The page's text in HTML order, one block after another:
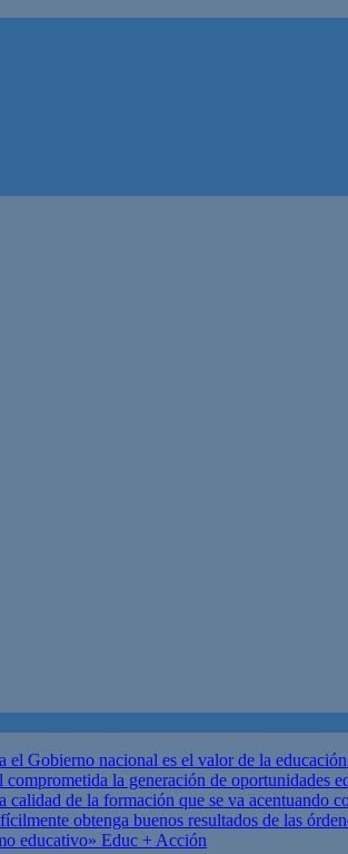
Gobierno nacional es el valor de la
la generación de oportunidades
de la formación que se va acentuando
obtenga buenos resultados de las
educativo» Educ + Acción